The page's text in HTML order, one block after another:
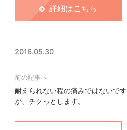
詳細はこちら
2016.05.30
耐えられない程の痛みではないです
が、チクっとします。